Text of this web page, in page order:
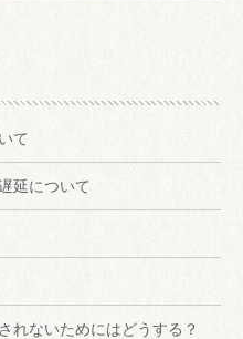
て
延について
れないためにはどうする？